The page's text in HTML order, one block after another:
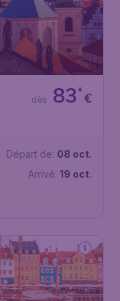
€
83*
dès
Départ de: 08 oct.
Arrivé: 19 oct.